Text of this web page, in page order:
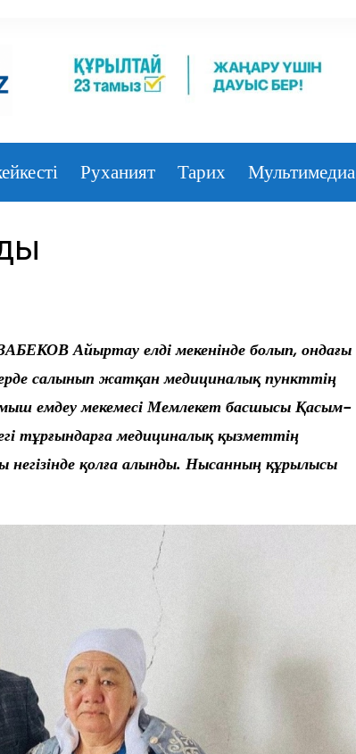
Руханият Тарих Мультимедиа
Айыртау елді мекенінде болып, ондағы
салынып жатқан медициналық пункттің
емдеу мекемесі Мемлекет басшысы Қасым-
тұрғындарға медициналық қызметтің
қолға алынды. Нысанның құрылысы